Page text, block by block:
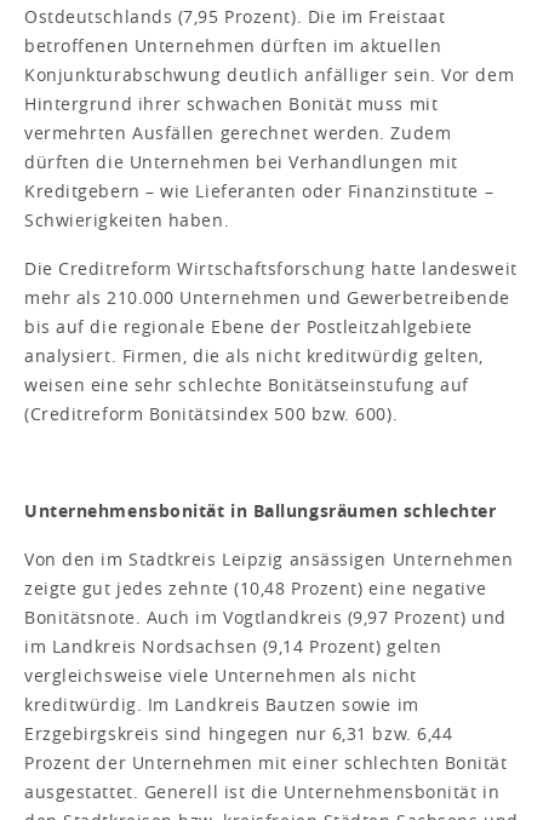
Ostdeutschlands (7,95 Prozent). Die im Freistaat
betroffenen Unternehmen dürften im aktuellen
Konjunkturabschwung deutlich anfälliger sein. Vor dem
Hintergrund ihrer schwachen Bonität muss mit
vermehrten Ausfällen gerechnet werden. Zudem
dürften die Unternehmen bei Verhandlungen mit
Kreditgebern – wie Lieferanten oder Finanzinstitute –
Schwierigkeiten haben.
Die Creditreform Wirtschaftsforschung hatte landesweit
mehr als 210.000 Unternehmen und Gewerbetreibende
bis auf die regionale Ebene der Postleitzahlgebiete
analysiert. Firmen, die als nicht kreditwürdig gelten,
weisen eine sehr schlechte Bonitätseinstufung auf
(Creditreform Bonitätsindex 500 bzw. 600).
Unternehmensbonität in Ballungsräumen schlechter
Von den im Stadtkreis Leipzig ansässigen Unternehmen
zeigte gut jedes zehnte (10,48 Prozent) eine negative
Bonitätsnote. Auch im Vogtlandkreis (9,97 Prozent) und
im Landkreis Nordsachsen (9,14 Prozent) gelten
vergleichsweise viele Unternehmen als nicht
kreditwürdig. Im Landkreis Bautzen sowie im
Erzgebirgskreis sind hingegen nur 6,31 bzw. 6,44
Prozent der Unternehmen mit einer schlechten Bonität
ausgestattet. Generell ist die Unternehmensbonität in